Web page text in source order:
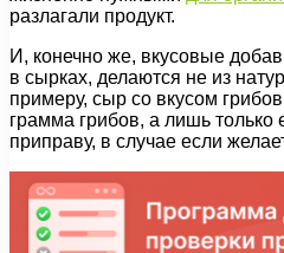
разлагали продукт.
И, конечно же, вкусовые
в сырках, делаются не из
примеру, сыр со вкусом
грамма грибов, а лишь только
приправу, в случае если